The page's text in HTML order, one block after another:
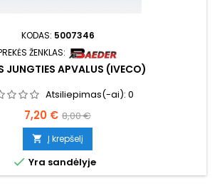
KODAS: 5007346
ŽENKLAS:
JUNGTIES APVALUS (IVECO)
Atsiliepimas(-ai): 0
Kaina
7,20 € Bazinė
kaina
8,00 €
 Į krepšelį
 Yra sandėlyje